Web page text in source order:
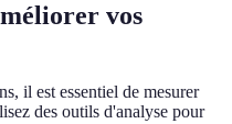
vos
il est essentiel de mesurer
des outils d'analyse pour